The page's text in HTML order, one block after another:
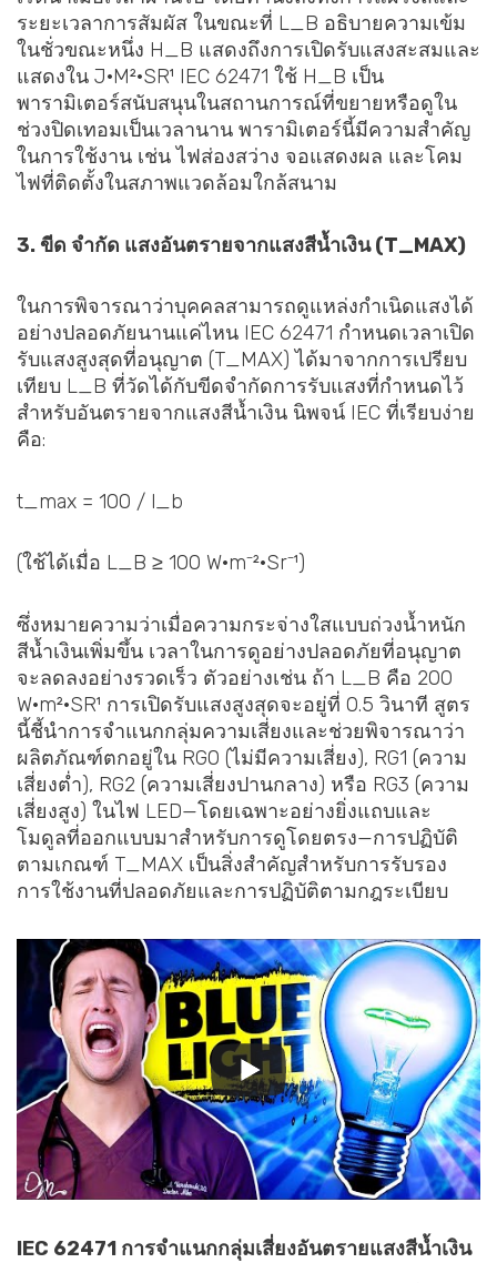
ระยะเวลาการสัมผัส ในขณะที่ L_B อธิบายความเข้ม
ในชั่วขณะหนึ่ง H_B แสดงถึงการเปิดรับแสงสะสมและ
แสดงใน J·M²·SR¹ IEC 62471 ใช้ H_B เป็น
พารามิเตอร์สนับสนุนในสถานการณ์ที่ขยายหรือดูใน
ช่วงปิดเทอมเป็นเวลานาน พารามิเตอร์นี้มีความสำคัญ
ในการใช้งาน เช่น ไฟส่องสว่าง จอแสดงผล และโคม
ไฟที่ติดตั้งในสภาพแวดล้อมใกล้สนาม
3. ขีด จำกัด แสงอันตรายจากแสงสีน้ำเงิน (T_MAX)
ในการพิจารณาว่าบุคคลสามารถดูแหล่งกำเนิดแสงได้
อย่างปลอดภัยนานแค่ไหน IEC 62471 กำหนดเวลาเปิด
รับแสงสูงสุดที่อนุญาต (T_MAX) ได้มาจากการเปรียบ
เทียบ L_B ที่วัดได้กับขีดจำกัดการรับแสงที่กำหนดไว้
สำหรับอันตรายจากแสงสีน้ำเงิน นิพจน์ IEC ที่เรียบง่าย
คือ:
t_max = 100 / l_b
(ใช้ได้เมื่อ L_B ≥ 100 W·m⁻²·Sr⁻¹)
ซึ่งหมายความว่าเมื่อความกระจ่างใสแบบถ่วงน้ำหนัก
สีน้ำเงินเพิ่มขึ้น เวลาในการดูอย่างปลอดภัยที่อนุญาต
จะลดลงอย่างรวดเร็ว ตัวอย่างเช่น ถ้า L_B คือ 200
W·m²·SR¹ การเปิดรับแสงสูงสุดจะอยู่ที่ 0.5 วินาที สูตร
นี้ชี้นำการจำแนกกลุ่มความเสี่ยงและช่วยพิจารณาว่า
ผลิตภัณฑ์ตกอยู่ใน RG0 (ไม่มีความเสี่ยง), RG1 (ความ
เสี่ยงต่ำ), RG2 (ความเสี่ยงปานกลาง) หรือ RG3 (ความ
เสี่ยงสูง) ในไฟ LED—โดยเฉพาะอย่างยิ่งแถบและ
โมดูลที่ออกแบบมาสำหรับการดูโดยตรง—การปฏิบัติ
ตามเกณฑ์ T_MAX เป็นสิ่งสำคัญสำหรับการรับรอง
การใช้งานที่ปลอดภัยและการปฏิบัติตามกฎระเบียบ
IEC 62471 การจำแนกกลุ่มเสี่ยงอันตรายแสงสีน้ำเงิน